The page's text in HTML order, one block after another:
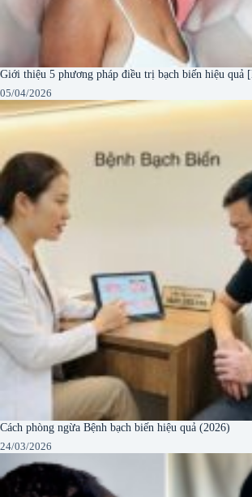
Giới thiệu 5 phương pháp điều trị bạch biến hiệu
05/04/2026
Cách phòng ngừa Bệnh bạch biến hiệu quả (2026)
24/03/2026